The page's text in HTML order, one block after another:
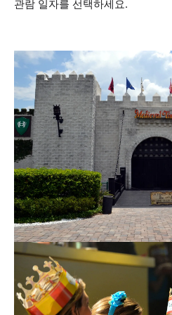
관람 일자를 선택하세요.